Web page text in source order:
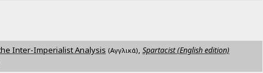
Inter-Imperialist Analysis (Αγγλικά), Spartacist (English edition)